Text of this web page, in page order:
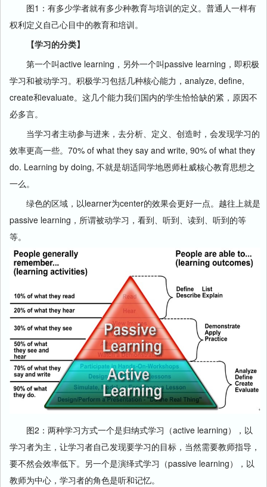
图1：有多少学者就有多少种教育与培训的定义。普通人一样有
权利定义自己心目中的教育和培训。
【学习的分类】
第一个叫active learning，另外一个叫passive learning，即积极
学习和被动学习。积极学习包括几种核心能力，analyze, define,
create和evaluate。这几个能力我们国内的学生恰恰缺的紧，原因不
必多言。
当学习者主动参与进来，去分析、定义、创造时，会发现学习的
效率更高一些。70% of what they say and write, 90% of what they
do. Learning by doing, 不就是胡适同学地恩师杜威核心教育思想之
一么。
绿色的区域，以learner为center的效果会更好一点。越往上就是
passive learning，所谓被动学习，看到、听到、读到、听到的等
等。
图2：两种学习方式一个是归纳式学习（active learning），以
学习者为主，让学习者自己发现要学习的目标，当然需要教师指导，
要不然会效率低下。另一个是演绎式学习（passive learning），以
教师为中心，学习者的角色是听和记忆。